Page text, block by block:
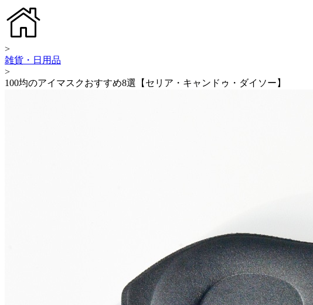
>
雑貨・日用品
>
100均のアイマスクおすすめ8選【セリア・キャンドゥ・ダイソー】